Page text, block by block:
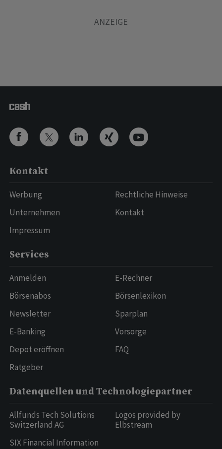
Kontakt
Werbung
Unternehmen
Impressum
Rechtliche Hinweise
Kontakt
Services
Anmelden
Börsenabos
Newsletter
E-Banking
Depot eröffnen
Ratgeber
E-Rechner
Börsenlexikon
Sparplan
Vorsorge
FAQ
Datenquellen und Technologiepartner
Allfunds Tech Solutions
Switzerland AG
SIX Financial Information
Logos provided by
Elbstream